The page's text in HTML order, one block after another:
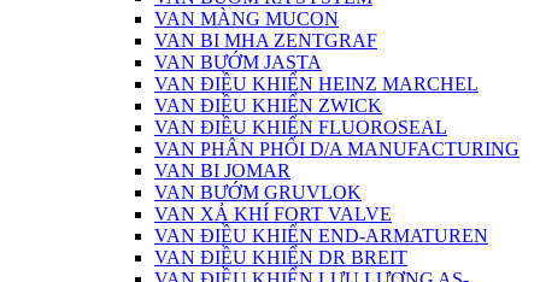
VAN MÀNG MUCON
VAN BI MHA ZENTGRAF
VAN BƯỚM JASTA
VAN ĐIỀU KHIỂN HEINZ MARCHEL
VAN ĐIỀU KHIỂN ZWICK
VAN ĐIỀU KHIỂN FLUOROSEAL
VAN PHÂN PHỐI D/A MANUFACTURING
VAN BI JOMAR
VAN BƯỚM GRUVLOK
VAN XẢ KHÍ FORT VALVE
VAN ĐIỀU KHIỂN END-ARMATUREN
VAN ĐIỀU KHIỂN DR BREIT